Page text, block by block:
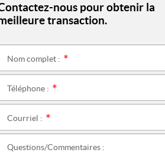
nous pour obtenir la
transaction.
Nom complet :
Téléphone :
Courriel :
Questions/Commentaires :